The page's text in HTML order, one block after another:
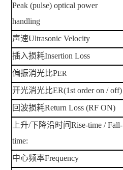
Peak (pulse) optical power
handling
声速Ultrasonic Velocity
插入损耗Insertion Loss
偏振消光比PER
开光消光比ER(1st order on / off)
回波损耗Return Loss (RF ON)
上升/下降沿时间Rise-time / Fall-
time:
中心频率Frequency